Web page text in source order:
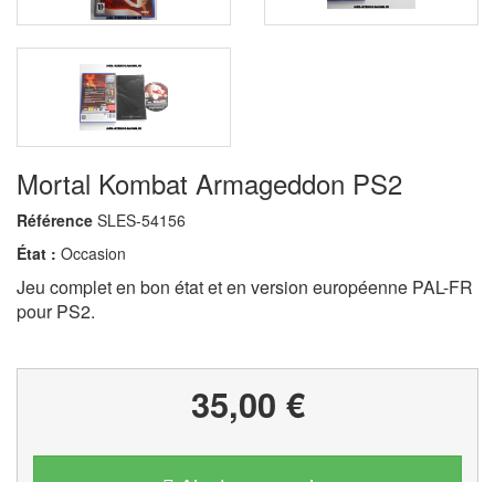
Mortal Kombat Armageddon PS2
Référence SLES-54156
État : Occasion
Jeu complet en bon état et en version européenne PAL-FR
pour PS2.
35,00 €